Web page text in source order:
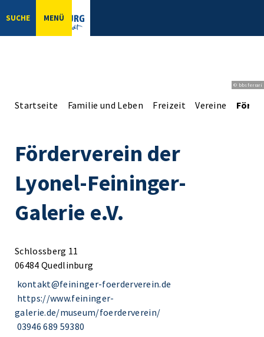
SUCHE MENÜ
© bbsferrari
Startseite Familie und Leben Freizeit Vereine
Förderverein der
Lyonel-Feininger-
Galerie e.V.
Schlossberg 11
06484 Quedlinburg
kontakt@feininger-foerderverein.de
https://www.feininger-
galerie.de/museum/foerderverein/
03946 689 59380